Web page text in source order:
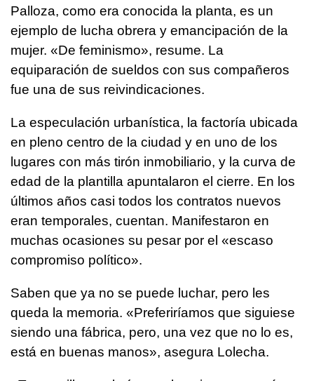
Palloza, como era conocida la planta, es un
ejemplo de lucha obrera y emancipación de la
mujer. «De feminismo», resume. La
equiparación de sueldos con sus compañeros
fue una de sus reivindicaciones.
La especulación urbanística, la factoría ubicada
en pleno centro de la ciudad y en uno de los
lugares con más tirón inmobiliario, y la curva de
edad de la plantilla apuntalaron el cierre. En los
últimos años casi todos los contratos nuevos
eran temporales, cuentan. Manifestaron en
muchas ocasiones su pesar por el «escaso
compromiso político».
Saben que ya no se puede luchar, pero les
queda la memoria. «Preferiríamos que siguiese
siendo una fábrica, pero, una vez que no lo es,
está en buenas manos», asegura Lolecha.